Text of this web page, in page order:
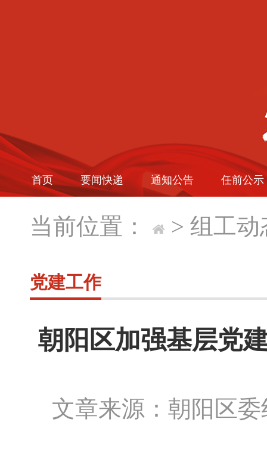
首页 要闻快递 通知公告 任前公示
当前位置： > 组工动
党建工作
朝阳区加强基层党
文章来源：朝阳